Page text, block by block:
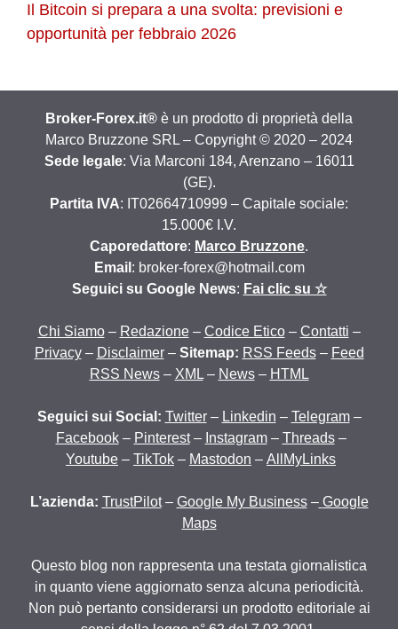
Il Bitcoin si prepara a una svolta: previsioni e
opportunità per febbraio 2026
Broker-Forex.it® è un prodotto di proprietà della
Marco Bruzzone SRL – Copyright © 2020 – 2024
Sede legale: Via Marconi 184, Arenzano – 16011
(GE).
Partita IVA: IT02664710999 – Capitale sociale:
15.000€ I.V.
Caporedattore: Marco Bruzzone.
Email : broker-forex@hotmail.com
Seguici su Google News: Fai clic su ☆
Chi Siamo– Redazione– Codice Etico– Contatti –
Privacy– Disclaimer– Sitemap: RSS Feeds– Feed
RSS News– XML– News– HTML
Seguici sui Social: Twitter– Linkedin – Telegram–
Facebook– Pinterest– Instagram– Threads–
Youtube – TikTok – Mastodon – AllMyLinks
L’azienda: TrustPilot– Google My Business– Google
Maps
Questo blog non rappresenta una testata giornalistica
in quanto viene aggiornato senza alcuna periodicità.
Non può pertanto considerarsi un prodotto editoriale ai